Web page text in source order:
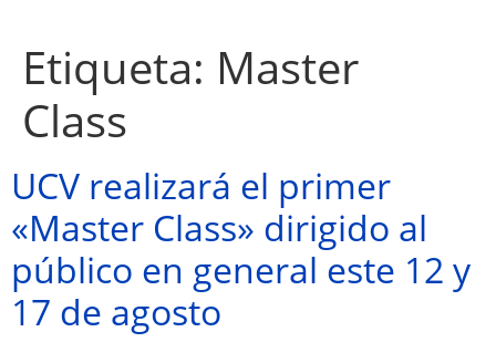
Etiqueta: Master
Class
UCV realizará el primer
«Master Class» dirigido al
público en general este 12 y
17 de agosto